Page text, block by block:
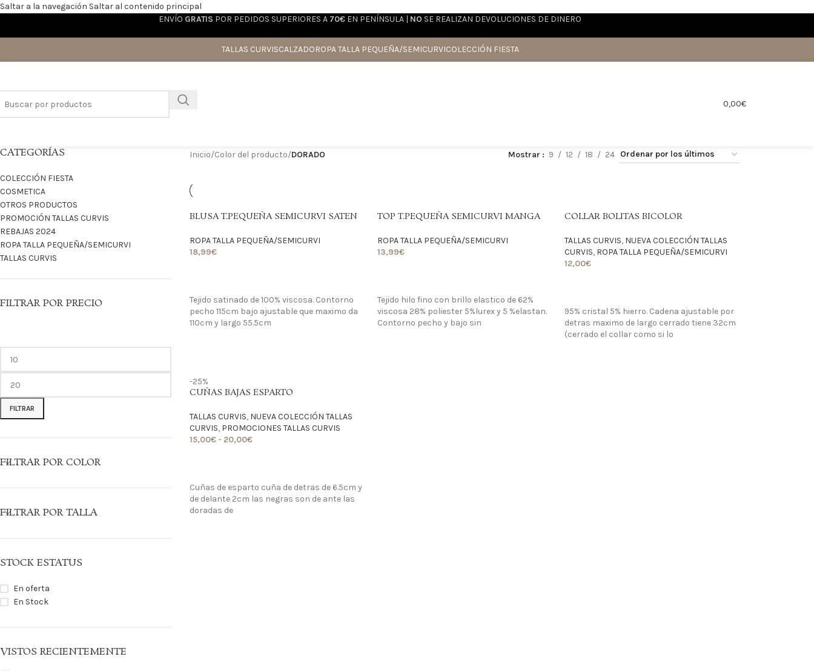
Saltar a la navegación Saltar al contenido principal
ENVÍO GRATIS POR PEDIDOS SUPERIORES A 70€ EN PENÍNSULA | NO SE REALIZAN DEVOLUCIONES DE DINERO
TALLAS CURVISCALZADOROPA TALLA PEQUEÑA/SEMICURVICOLECCIÓN FIESTA
0,00€
CATEGORÍAS
COLECCIÓN FIESTA
COSMETICA
OTROS PRODUCTOS
PROMOCIÓN TALLAS CURVIS
REBAJAS 2024
ROPA TALLA PEQUEÑA/SEMICURVI
TALLAS CURVIS
FILTRAR POR PRECIO
FILTRAR
FILTRAR POR COLOR
FILTRAR POR TALLA
STOCK ESTATUS
En oferta
En Stock
VISTOS RECIENTEMENTE
Inicio/Color del producto/DORADO Mostrar 9 12 18 24
BLUSA T.PEQUEÑA SEMICURVI SATEN
ROPA TALLA PEQUEÑA/SEMICURVI
18,99€
Tejido satinado de 100% viscosa. Contorno
pecho 115cm bajo ajustable que maximo da
110cm y largo 55.5cm
TOP T.PEQUEÑA SEMICURVI MANGA
ROPA TALLA PEQUEÑA/SEMICURVI
13,99€
Tejido hilo fino con brillo elastico de 62%
viscosa 28% poliester 5%lurex y 5 %elastan.
Contorno pecho y bajo sin
COLLAR BOLITAS BICOLOR
TALLAS CURVIS, NUEVA COLECCIÓN TALLAS
CURVIS, ROPA TALLA PEQUEÑA/SEMICURVI
12,00€
95% cristal 5% hierro. Cadena ajustable por
detras maximo de largo cerrado tiene 32cm
(cerrado el collar como si lo
-25%
CUÑAS BAJAS ESPARTO
TALLAS CURVIS, NUEVA COLECCIÓN TALLAS
CURVIS, PROMOCIONES TALLAS CURVIS
15,00€ - 20,00€
Cuñas de esparto cuña de detras de 6.5cm y
de delante 2cm las negras son de ante las
doradas de